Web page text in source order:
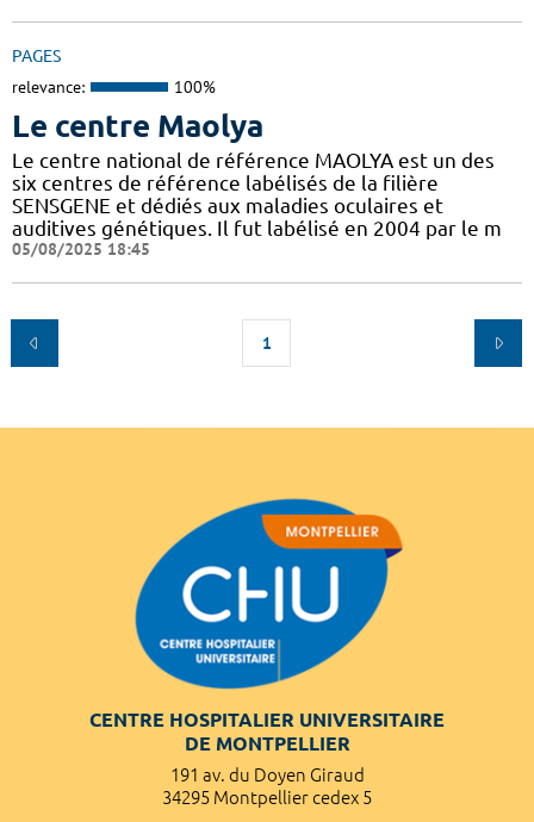
PAGES
relevance: 100%
Le centre Maolya
Le centre national de référence MAOLYA est un des
six centres de référence labélisés de la filière
SENSGENE et dédiés aux maladies oculaires et
auditives génétiques. Il fut labélisé en 2004 par le m
05/08/2025 18:45
1
CENTRE HOSPITALIER UNIVERSITAIRE
DE MONTPELLIER
191 av. du Doyen Giraud
34295 Montpellier cedex 5